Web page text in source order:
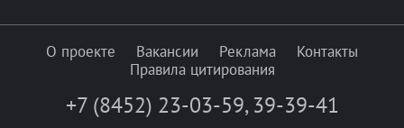
О проекте Вакансии Реклама
Контакты
Правила цитирования
+7 (8452) 23-03-59, 39-39-41